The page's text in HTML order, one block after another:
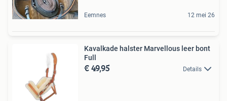
Eemnes 12 mei 26
Kavalkade halster Marvellous leer bont
Full
€ 49,95 Details